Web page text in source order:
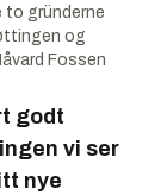
to gründerne
og
Fossen
godt
vi ser
nye